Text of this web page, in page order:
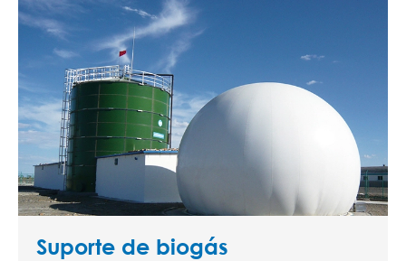
Suporte de biogás